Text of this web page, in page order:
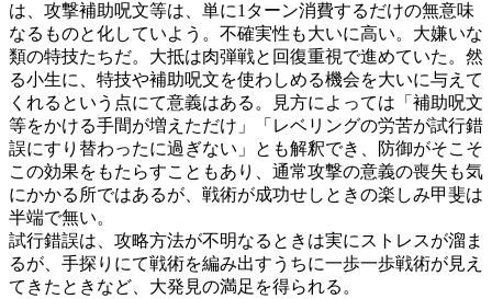
は、攻撃補助呪文等は、単に1ターン消費するだけの無意味
なるものと化していよう。不確実性も大いに高い。大嫌いな
類の特技たちだ。大抵は肉弾戦と回復重視で進めていた。然
る小生に、特技や補助呪文を使わしめる機会を大いに与えて
くれるという点にて意義はある。見方によっては「補助呪文
等をかける手間が増えただけ」「レベリングの労苦が試行錯
誤にすり替わったに過ぎない」とも解釈でき、防御がそこそ
この効果をもたらすこともあり、通常攻撃の意義の喪失も気
にかかる所ではあるが、戦術が成功せしときの楽しみ甲斐は
半端で無い。
試行錯誤は、攻略方法が不明なるときは実にストレスが溜ま
るが、手探りにて戦術を編み出すうちに一歩一歩戦術が見え
てきたときなど、大発見の満足を得られる。